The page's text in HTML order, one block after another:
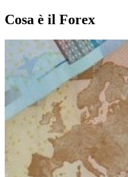
Cosa è il Forex